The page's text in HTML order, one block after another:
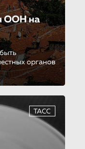
ООН на
органов
ТАСС